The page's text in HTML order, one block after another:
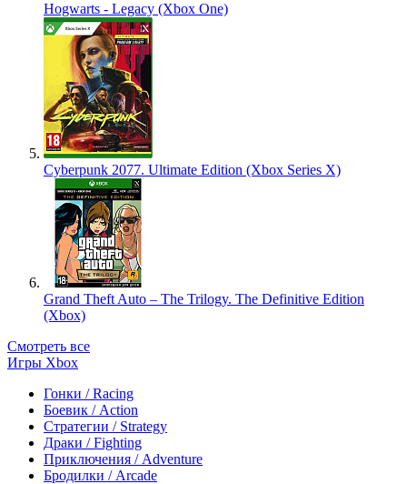
Hogwarts - Legacy (Xbox One)
Cyberpunk 2077. Ultimate Edition (Xbox Series X)
Grand Theft Auto – The Trilogy. The Definitive Edition
(Xbox)
Смотреть все
Игры Xbox
Гонки / Racing
Боевик / Action
Стратегии / Strategy
Драки / Fighting
Приключения / Adventure
Бродилки / Arcade